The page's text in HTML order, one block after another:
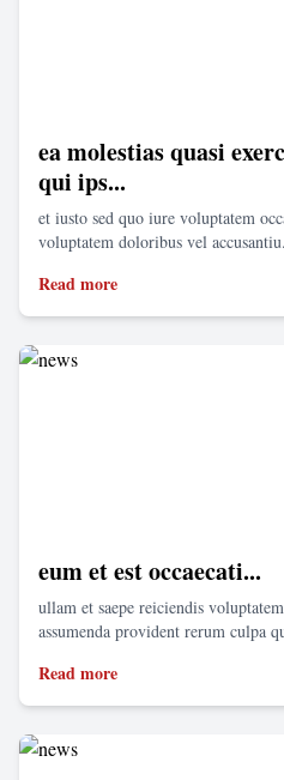
ea molestias quasi
qui ips...
et iusto sed quo iure voluptatem
voluptatem doloribus vel
Read more
eum et est occaecati...
ullam et saepe reiciendis
assumenda provident rerum culpa
Read more